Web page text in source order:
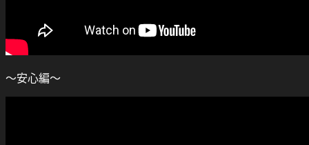
～安心編～